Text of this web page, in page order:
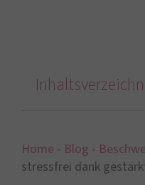
Home - Blog -
stressfrei dank